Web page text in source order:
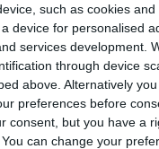
such as cookies and
device for personalised
services development.
through device
above. Alternatively
preferences before
consent, but you have a
can change your